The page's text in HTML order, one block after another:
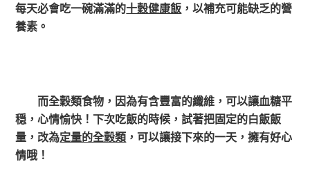
每天必會吃一碗滿滿的十穀健康飯 ，以補充可能缺乏的營
養素。
而全穀類食物，因為有含豐富的纖維，可以讓血糖平
穏，心情愉快！下次吃飯的時候，試著把固定的白飯飯
量，改為定量的全穀類 ，可以讓接下來的一天，擁有好心
情哦！